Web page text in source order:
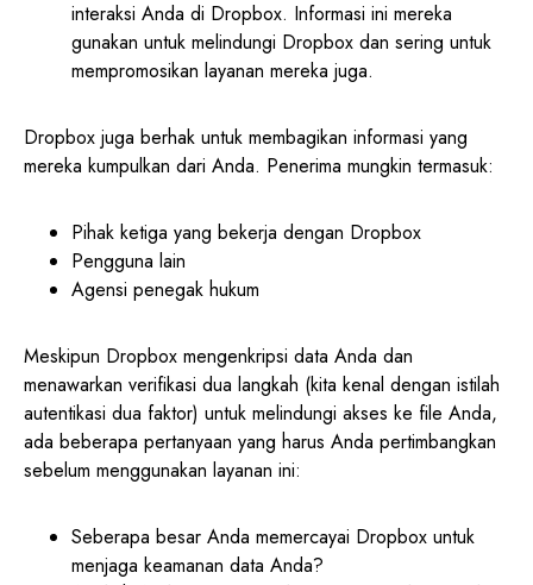
interaksi Anda di Dropbox. Informasi ini mereka
gunakan untuk melindungi Dropbox dan sering untuk
mempromosikan layanan mereka juga.
Dropbox juga berhak untuk membagikan informasi yang
mereka kumpulkan dari Anda. Penerima mungkin termasuk:
Pihak ketiga yang bekerja dengan Dropbox
Pengguna lain
Agensi penegak hukum
Meskipun Dropbox mengenkripsi data Anda dan
menawarkan verifikasi dua langkah (kita kenal dengan istilah
autentikasi dua faktor) untuk melindungi akses ke file Anda,
ada beberapa pertanyaan yang harus Anda pertimbangkan
sebelum menggunakan layanan ini:
Seberapa besar Anda memercayai Dropbox untuk
menjaga keamanan data Anda?